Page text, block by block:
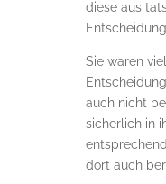
diese aus
Sie waren
auch nicht
sicherlich in
dort auch